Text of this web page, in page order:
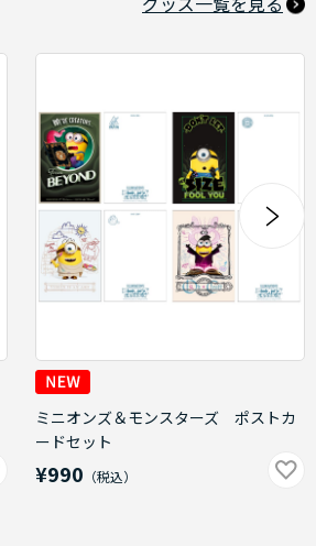
ミニオンズ＆モンスターズ ポストカ
ードセット
¥990